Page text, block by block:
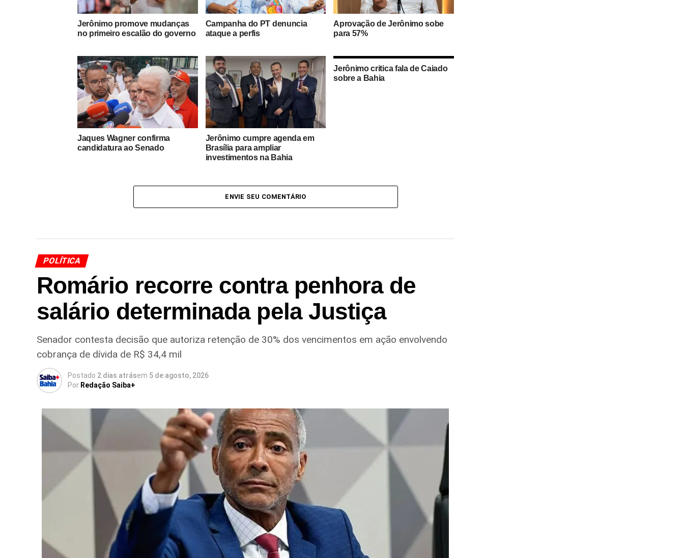
Jerônimo promove mudanças
no primeiro escalão do governo
Campanha do PT denuncia
ataque a perfis
Aprovação de Jerônimo sobe
para 57%
Jaques Wagner confirma
candidatura ao Senado
Jerônimo cumpre agenda em
Brasília para ampliar
investimentos na Bahia
Jerônimo critica fala de Caiado
sobre a Bahia
ENVIE SEU COMENTÁRIO
POLÍTICA
Romário recorre contra penhora de
salário determinada pela Justiça
Senador contesta decisão que autoriza retenção de 30% dos vencimentos em ação envolvendo
cobrança de dívida de R$ 34,4 mil
Postado 2 dias atrásem 5 de agosto, 2026
Por Redação Saiba+